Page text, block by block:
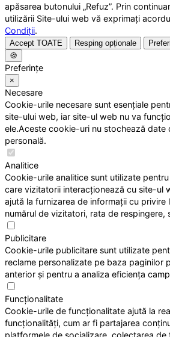
apăsarea butonului „Refuz”. Prin
utilizării Site-ului web vă exprimați
Condiții.
Accept TOATE Resping opționale
🍪
Preferințe
×
Necesare
Cookie-urile necesare sunt esențiale
site-ului web, iar site-ul web nu va
ele.Aceste cookie-uri nu stochează date
personală.
Analitice
Cookie-urile analitice sunt utilizate
care vizitatorii interacționează cu site-ul
ajută la furnizarea de informații cu privire
numărul de vizitatori, rata de respingere,
Publicitare
Cookie-urile publicitare sunt utilizate
reclame personalizate pe baza paginilor
anterior și pentru a analiza eficiența
Funcționalitate
Cookie-urile de funcționalitate ajută la
funcționalități, cum ar fi partajarea
platformele de socializare, colectarea de